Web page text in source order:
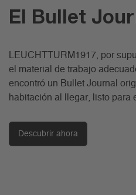
El Bullet
LEUCHTTURM1917, por
el material de trabajo
encontró un Bullet Journal
habitación al llegar, listo para
Descubrir ahora